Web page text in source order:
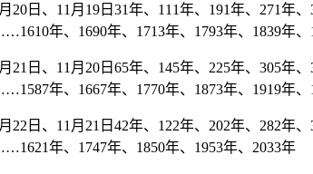
20日、11月19日31年、111年、191年、271年
年、1690年、1713年、1793年、1839年、
21日、11月20日65年、145年、225年、305年
年、1667年、1770年、1873年、1919年、
22日、11月21日42年、122年、202年、282年
年、1747年、1850年、1953年、2033年